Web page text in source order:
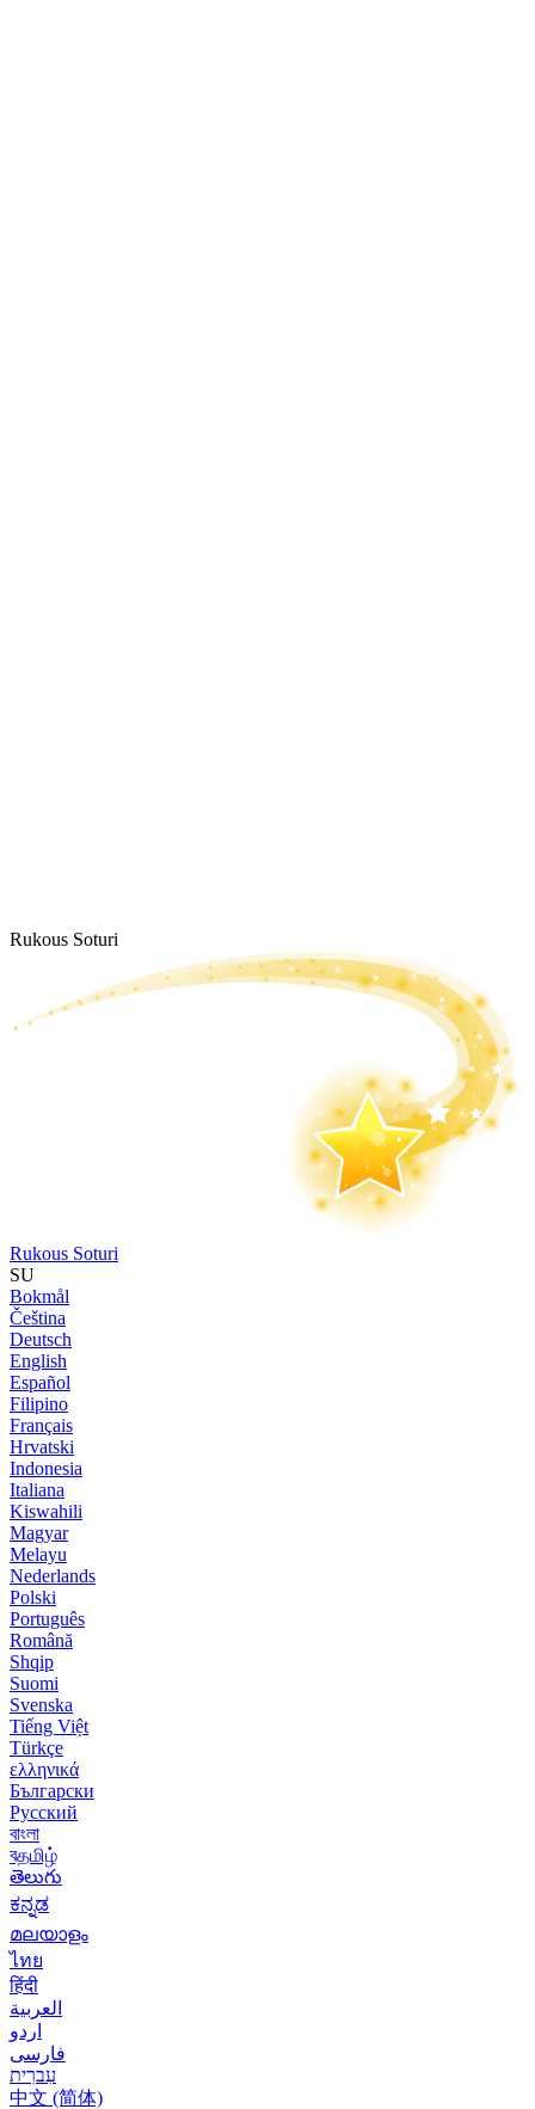
Rukous Soturi
Rukous Soturi
SU
Bokmål
Čeština
Deutsch
English
Español
Filipino
Français
Hrvatski
Indonesia
Italiana
Kiswahili
Magyar
Melayu
Nederlands
Polski
Português
Română
Shqip
Suomi
Svenska
Tiếng Việt
Türkçe
ελληνικά
Български
Русский
বাংলা
বதமிழ்
తెలుగు
ಕನ್ನಡ
മലയാളം
ไทย
हिंदी
العربية
اردو
فارسی
עִברִית
中文 (简体)